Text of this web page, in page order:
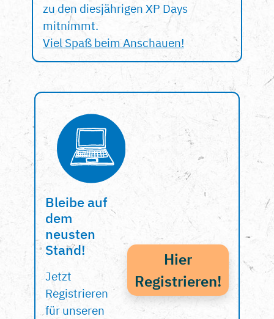
zu den diesjährigen XP Days
mitnimmt.
Viel Spaß beim Anschauen!
Bleibe auf
dem
neusten
Stand!
Jetzt
Registrieren
für unseren
Hier
Registrieren!